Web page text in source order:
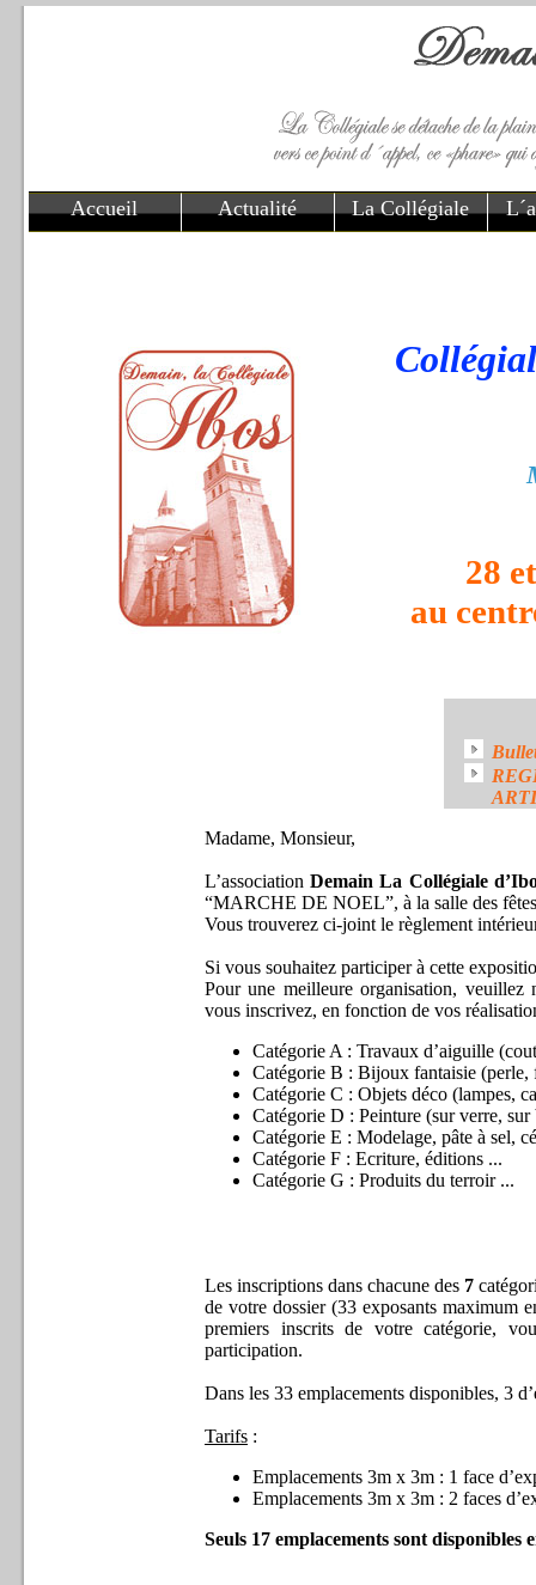
Accueil Actualité La Collégiale
28
au
Madame, Monsieur,
L’associationDemain La Collégiale
“MARCHE DE NOEL”, à la salle des
Vous trouverez ci-joint le règlement
Si vous souhaitez participer à cette
Pour une meilleure organisation, veuillez
vous inscrivez, en fonction de vos
Catégorie A : Travaux d’aiguille
Catégorie B : Bijoux fantaisie (perle,
Catégorie C : Objets déco (lampes,
Catégorie D : Peinture (sur verre,
Catégorie E : Modelage, pâte à sel,
Catégorie F : Ecriture, éditions ...
Catégorie G : Produits du terroir ...
Les inscriptions dans chacune des 7
de votre dossier (33 exposants maximum
premiers inscrits de votre catégorie,
participation.
Dans les 33 emplacements disponibles, 3
Tarifs :
Emplacements 3m x 3m : 1 face
Emplacements 3m x 3m : 2 faces
Seuls 17 emplacements sont disponibles